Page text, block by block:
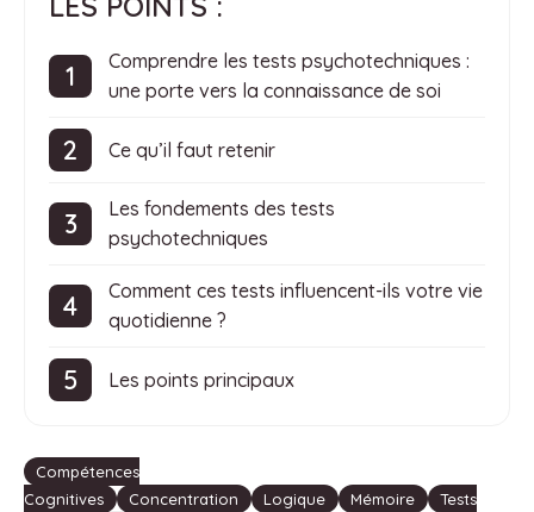
Comprendre les tests psychotechniques :
une porte vers la connaissance de soi
Ce qu’il faut retenir
Les fondements des tests
psychotechniques
Comment ces tests influencent-ils votre vie
quotidienne ?
Les points principaux
Étiquettes
Compétences
Cognitives
Concentration Logique Mémoire
Tests